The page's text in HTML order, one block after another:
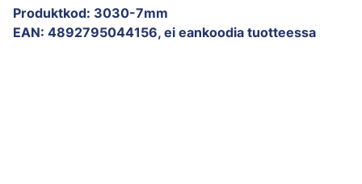
Produktkod: 3030-7mm
EAN: 4892795044156, ei eankoodia tuotteessa